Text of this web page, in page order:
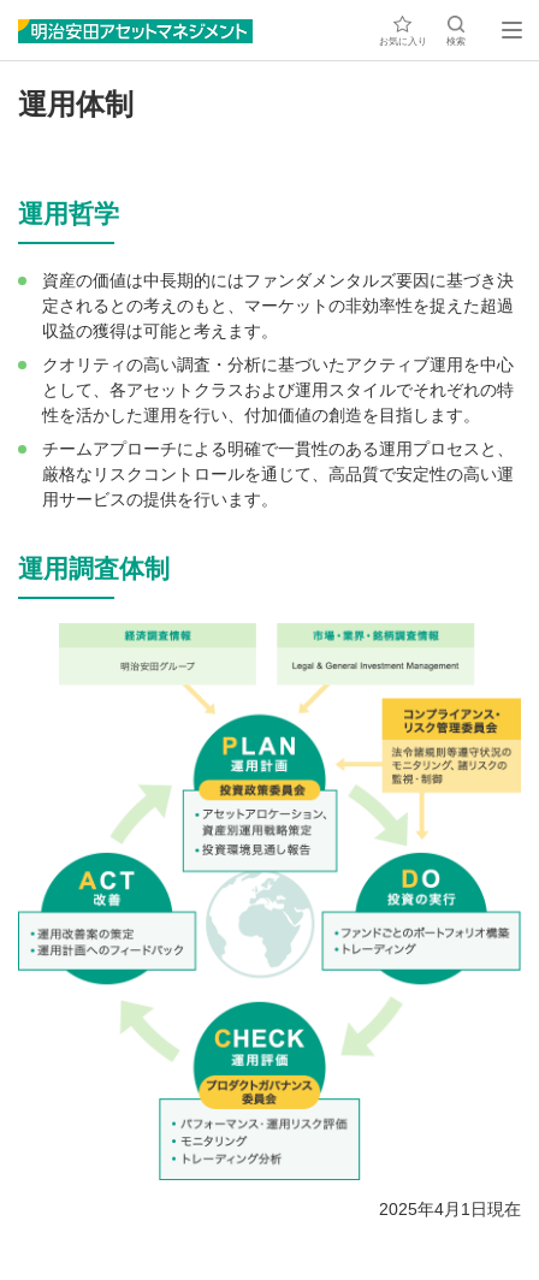
お気に入り 検索
運用体制
運用哲学
資産の価値は中長期的にはファンダメンタルズ要因に基づき決
定されるとの考えのもと、マーケットの非効率性を捉えた超過
収益の獲得は可能と考えます。
クオリティの高い調査・分析に基づいたアクティブ運用を中心
として、各アセットクラスおよび運用スタイルでそれぞれの特
性を活かした運用を行い、付加価値の創造を目指します。
チームアプローチによる明確で一貫性のある運用プロセスと、
厳格なリスクコントロールを通じて、高品質で安定性の高い運
用サービスの提供を行います。
運用調査体制
2025年4月1日現在